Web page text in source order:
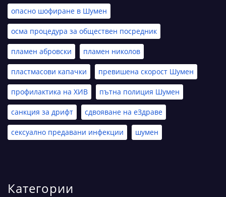
опасно шофиране в Шумен
осма процедура за обществен посредник
пламен абровски пламен николов
пластмасови капачки превишена скорост Шумен
профилактика на ХИВ пътна полиция Шумен
санкция за дрифт сдвояване на еЗдраве
сексуално предавани инфекции шумен
Категории